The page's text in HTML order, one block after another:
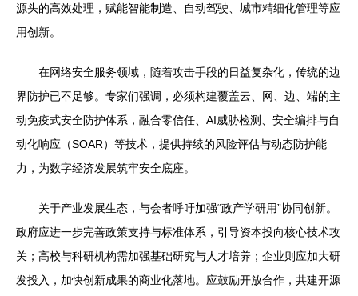
源头的高效处理，赋能智能制造、自动驾驶、城市精细化管理等应
用创新。
在网络安全服务领域，随着攻击手段的日益复杂化，传统的边
界防护已不足够。专家们强调，必须构建覆盖云、网、边、端的主
动免疫式安全防护体系，融合零信任、AI威胁检测、安全编排与自
动化响应（SOAR）等技术，提供持续的风险评估与动态防护能
力，为数字经济发展筑牢安全底座。
关于产业发展生态，与会者呼吁加强“政产学研用”协同创新。
政府应进一步完善政策支持与标准体系，引导资本投向核心技术攻
关；高校与科研机构需加强基础研究与人才培养；企业则应加大研
发投入，加快创新成果的商业化落地。应鼓励开放合作，共建开源